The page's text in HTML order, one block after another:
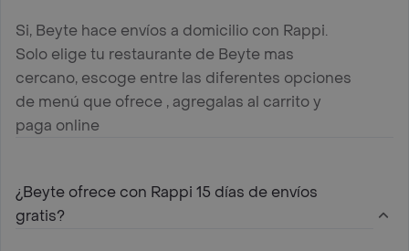
Si, Beyte hace envíos a domicilio con Rappi.
Solo elige tu restaurante de Beyte mas
cercano, escoge entre las diferentes opciones
de menú que ofrece , agregalas al carrito y
paga online
¿Beyte ofrece con Rappi 15 días de envíos
gratis?